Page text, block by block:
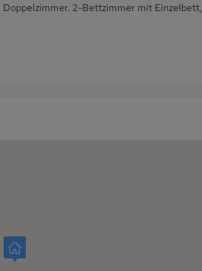
Doppelzimmer. 2-Bettzimmer mit Einzelbett,